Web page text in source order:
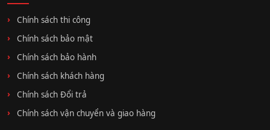
Chính sách thi công
Chính sách bảo mật
Chính sách bảo hành
Chính sách khách hàng
Chính sách Đổi trả
Chính sách vận chuyển và giao hàng